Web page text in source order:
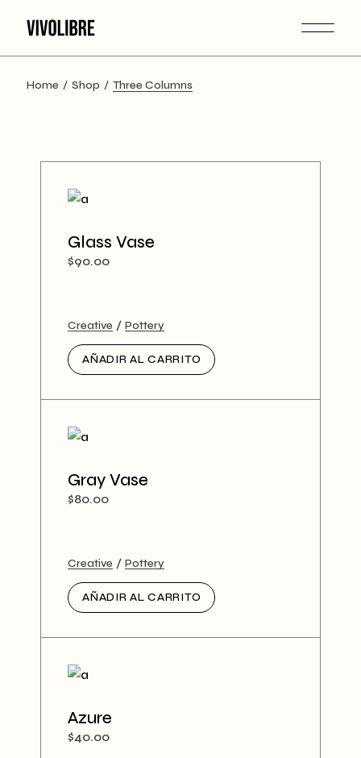
Home Shop Three Columns
Glass Vase
$90.00
Creative Pottery
AÑADIR AL CARRITO
Gray Vase
$80.00
Creative Pottery
AÑADIR AL CARRITO
Azure
$40.00